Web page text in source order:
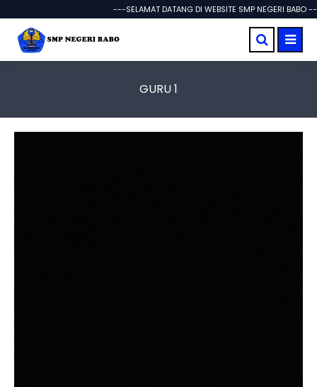
---SELAMAT DATANG DI WEBSITE SMP NEGERI BABO ---
GURU 1